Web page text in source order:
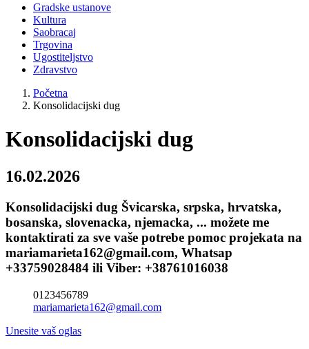
Gradske ustanove
Kultura
Saobracaj
Trgovina
Ugostiteljstvo
Zdravstvo
Početna
Konsolidacijski dug
Konsolidacijski dug
16.02.2026
Konsolidacijski dug Švicarska, srpska, hrvatska,
bosanska, slovenacka, njemacka, ... možete me
kontaktirati za sve vaše potrebe pomoc projekata na
mariamarieta162@gmail.com, Whatsap
+33759028484 ili Viber: +38761016038
0123456789
mariamarieta162@gmail.com
Unesite vaš oglas